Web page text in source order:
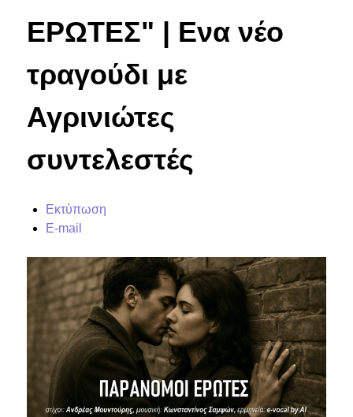
ΕΡΩΤΕΣ" | Ενα νέο
τραγούδι με
Αγρινιώτες
συντελεστές
Εκτύπωση
E-mail